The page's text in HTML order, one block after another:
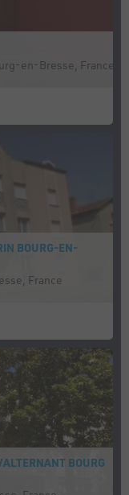
en-Bresse, France
BOURG-EN-
France
BOURG